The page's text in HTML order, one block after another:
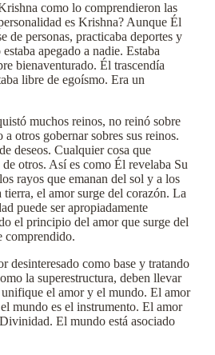
como lo comprendieron las
es Krishna? Aunque Él
de personas, practicaba deportes y
apegado a nadie. Estaba
bienaventurado. Él trascendía
libre de egoísmo. Era un
muchos reinos, no reinó sobre
otros gobernar sobres sus reinos.
deseos. Cualquier cosa que
otros. Así es como Él revelaba Su
rayos que emanan del sol y a los
tierra, el amor surge del corazón. La
puede ser apropiadamente
el principio del amor que surge del
comprendido.
desinteresado como base y tratando
la superestructura, deben llevar
el amor y el mundo. El amor
mundo es el instrumento. El amor
El mundo está asociado